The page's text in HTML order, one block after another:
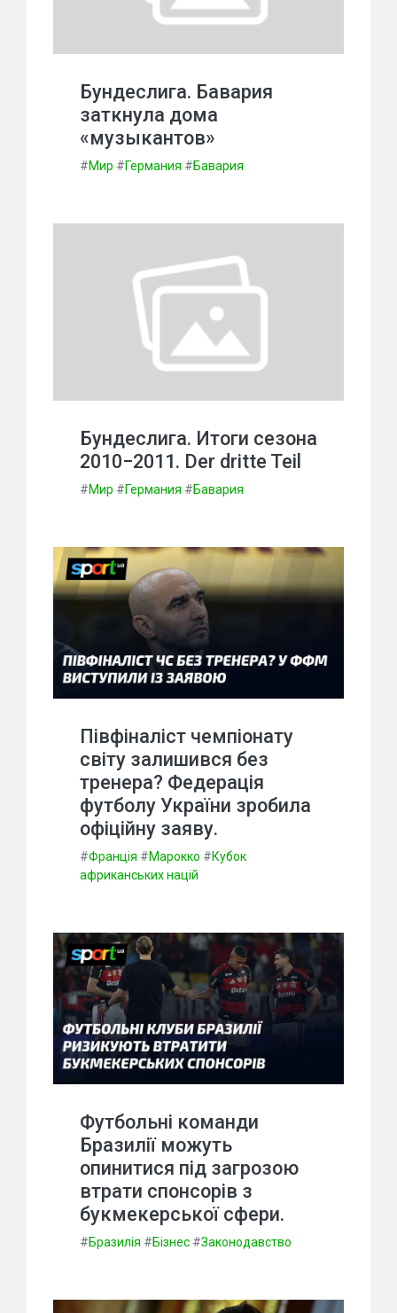
Бундеслига. Бавария
заткнула дома
«музыкантов»
#Мир #Германия #Бавария
Бундеслига. Итоги сезона
2010−2011. Der dritte Teil
#Мир #Германия #Бавария
Півфіналіст чемпіонату
світу залишився без
тренера? Федерація
футболу України зробила
офіційну заяву.
#Франція #Марокко #Кубок
африканських націй
Футбольні команди
Бразилії можуть
опинитися під загрозою
втрати спонсорів з
букмекерської сфери.
#Бразилія #Бізнес #Законодавство